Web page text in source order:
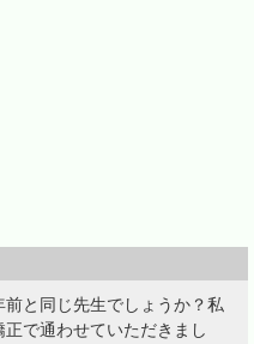
と同じ先生でしょうか？私
で通わせていただきまし